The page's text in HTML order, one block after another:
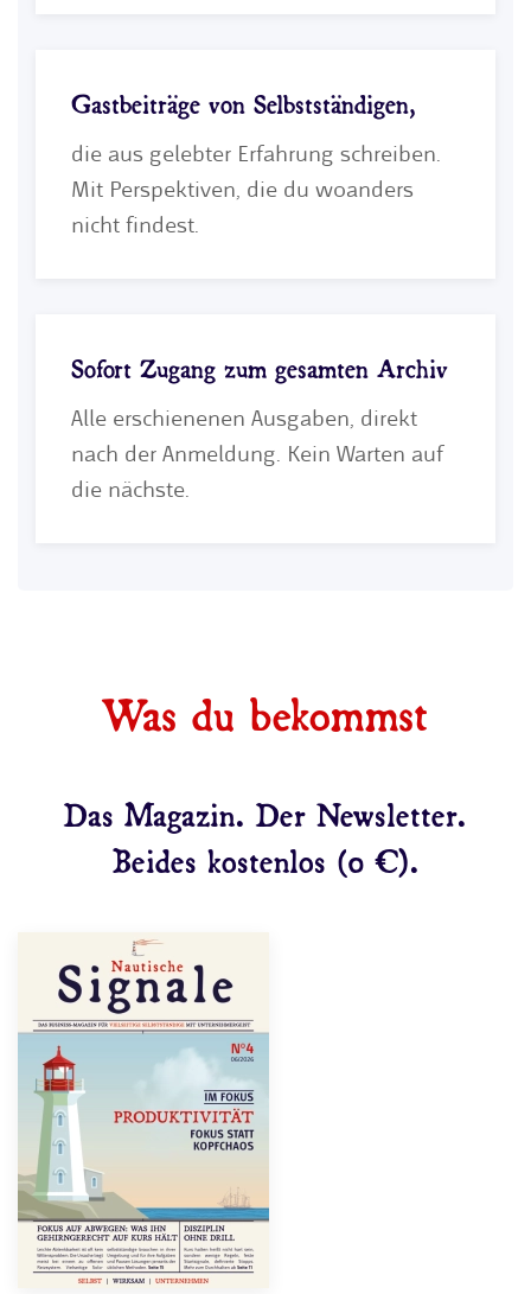
Gastbeiträge von Selbstständigen,
die aus gelebter Erfahrung schreiben.
Mit Perspektiven, die du woanders
nicht findest.
Sofort Zugang zum gesamten Archiv
Alle erschienenen Ausgaben, direkt
nach der Anmeldung. Kein Warten auf
die nächste.
Was du bekommst
Das Magazin. Der Newsletter.
Beides kostenlos (0 €).